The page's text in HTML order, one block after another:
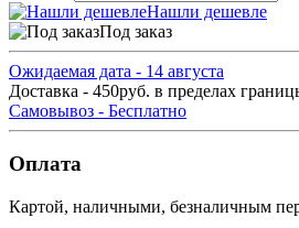
Нашли дешевле
Под заказ
Ожидаемая дата - 14 августа
Доставка - 450руб. в пределах
Самовывоз - Бесплатно
Оплата
Картой, наличными, безналичным